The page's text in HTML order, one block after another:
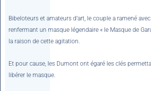
Bibeloteurs et amateurs d’art, le couple a ramené
renfermant un masque légendaire « le Masque de
la raison de cette agitation.
Et pour cause, les Dumont ont égaré les clés
libérer le masque.